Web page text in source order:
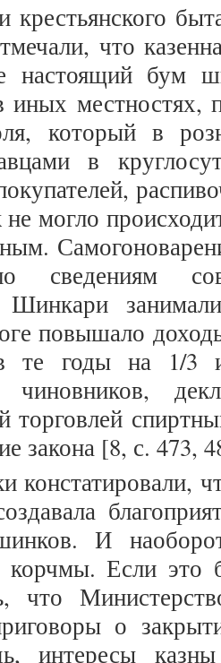
крестьянского
что
настоящий бум
иных местностях,
который в
в
могло
Шинкари
повышало
те годы на 1/3
чиновников,
торговлей
закона [8, с. 473,
констатировали,
И
корчмы. Если
что
о
интересы